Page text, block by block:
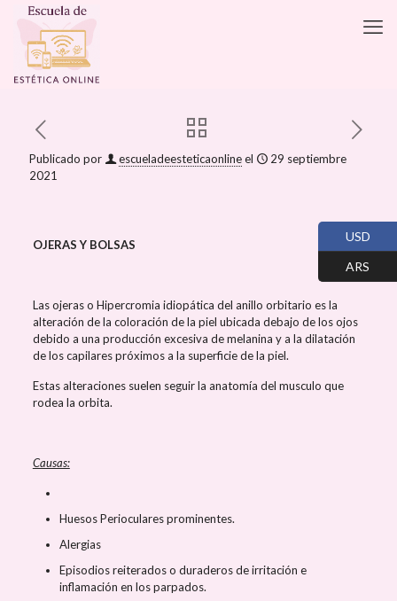
Publicado por escueladeesteticaonlineel
29 septiembre
2021
OJERAS Y BOLSAS
Las ojeras o Hipercromia idiopática del anillo orbitario es la
alteración de la coloración de la piel ubicada debajo de los ojos
debido a una producción excesiva de melanina y a la dilatación
de los capilares próximos a la superficie de la piel.
Estas alteraciones suelen seguir la anatomía del musculo que
rodea la orbita.
Causas:
Huesos Perioculares prominentes.
Alergias
Episodios reiterados o duraderos de irritación e
inflamación en los parpados.
USD
ARS